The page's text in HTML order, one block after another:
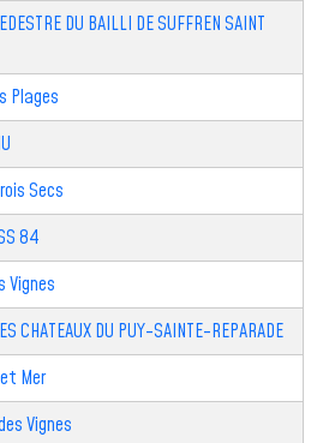
DU BAILLI DE SUFFREN SAINT
Plages
Secs
84
Vignes
CHATEAUX DU PUY-SAINTE-REPARADE
Mer
Vignes